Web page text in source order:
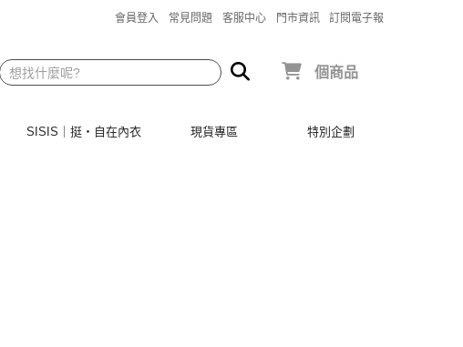
會員登入 常見問題 客服中心 門市資訊 訂閱電子報
個商品
SISIS｜挺‧自在內衣 現貨專區 特別企劃